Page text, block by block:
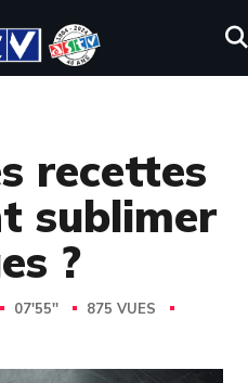
recettes
sublimer
?
07'55''
875 VUES